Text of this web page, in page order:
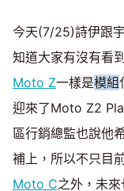
今天(7/25)詩伊跟
知道大家有沒有看到
Moto Z一樣是模組
迎來了Moto Z2
區行銷總監也說他
補上，所以不只目
Moto C之外，未